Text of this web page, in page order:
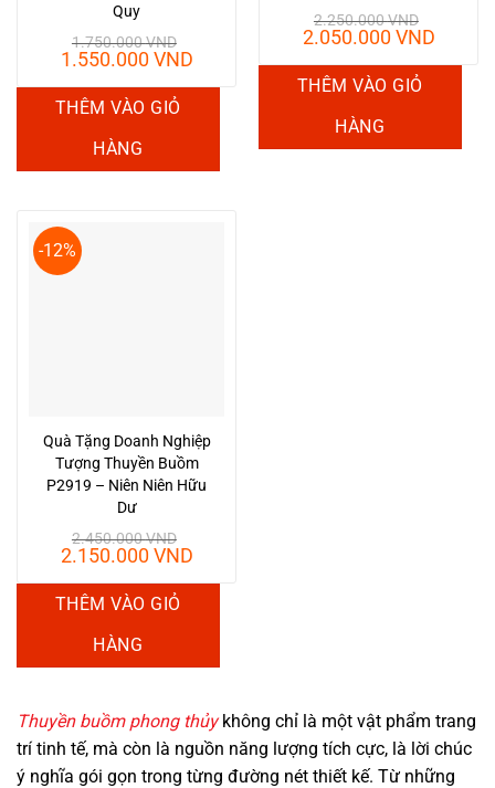
Quy
1.750.000VND
Giá
là:
1.750.000 VND.
1.550.000VNDGiá
THÊM VÀO GIỎ
HÀNG
2.250.000VND
Giá
là:
2.250.000 VND.
2.050.000VNDGiá
THÊM VÀO GIỎ
HÀNG
-12%
Quà Tặng Doanh Nghiệp
Tượng Thuyền Buồm
P2919 – Niên Niên Hữu
Dư
2.450.000VND
Giá
là:
2.450.000 VND.
2.150.000VNDGiá
THÊM VÀO GIỎ
HÀNG
Thuyền buồm phong thủykhông chỉ là một vật phẩm trang
trí tinh tế, mà còn là nguồn năng lượng tích cực, là lời chúc
ý nghĩa gói gọn trong từng đường nét thiết kế. Từ những